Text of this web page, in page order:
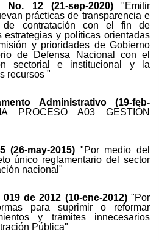
No. 12 (21-sep-2020)"Emitir
prácticas de transparencia e
de contratación con el fin de
estrategias y políticas orientadas
y prioridades de Gobierno
de Defensa Nacional con el
sectorial e institucional y la
recursos "
Administrativo (19-feb-
PROCESO A03 GESTIÓN
(26-may-2015) "Por medio del
único reglamentario del sector
nacional"
de 2012 (10-ene-2012)"Por
para suprimir o reformar
y trámites innecesarios
Pública"